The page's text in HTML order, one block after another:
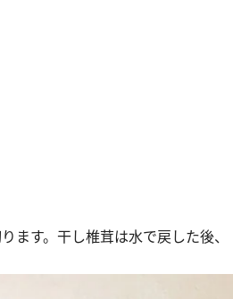
す。干し椎茸は水で戻した後、